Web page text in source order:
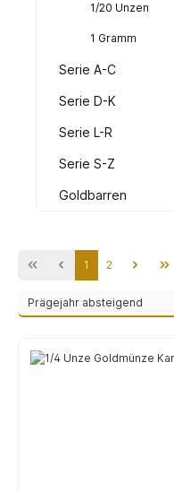
1/20 Unzen
1 Gramm
Serie A-C
Serie D-K
Serie L-R
Serie S-Z
Goldbarren
Seite
1 Seite
2